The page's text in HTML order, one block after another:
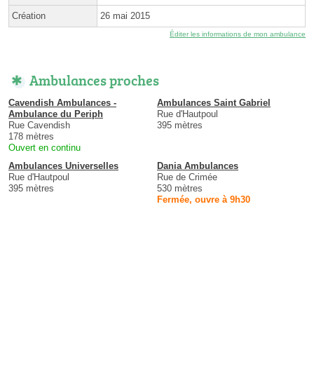
Création 26 mai 2015
Éditer les informations de mon ambulance
Ambulances proches
Cavendish Ambulances -
Ambulance du Periph
Rue Cavendish
178 mètres
Ouvert en continu
Ambulances Saint Gabriel
Rue d'Hautpoul
395 mètres
Ambulances Universelles
Rue d'Hautpoul
395 mètres
Dania Ambulances
Rue de Crimée
530 mètres
Fermée, ouvre à 9h30